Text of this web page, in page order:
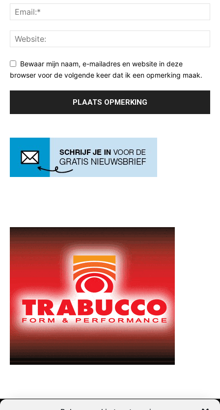
Bewaar mijn naam, e-mailadres en website in deze
browser voor de volgende keer dat ik een opmerking maak.